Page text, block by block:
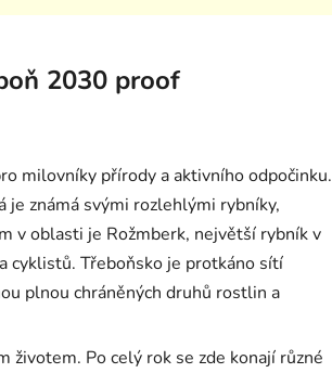
2030 proof
milovníky přírody a aktivního odpočinku.
známá svými rozlehlými rybníky,
v oblasti je Rožmberk, největší rybník v
cyklistů. Třeboňsko je protkáno sítí
plnou chráněných druhů rostlin a
Po celý rok se zde konají různé